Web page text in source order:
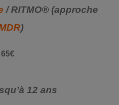
/ RITMO® (approche
)
65€
12 ans